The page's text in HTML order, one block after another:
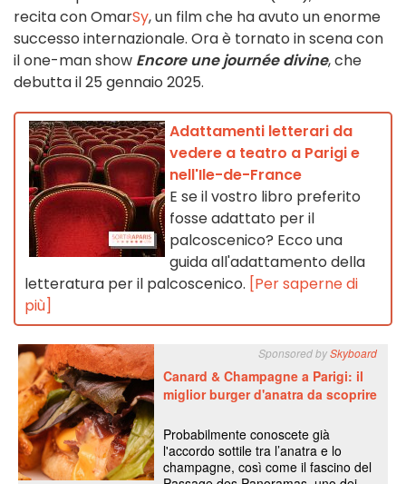
recita con OmarSy, un film che ha avuto un enorme
successo internazionale. Ora è tornato in scena con
il one-man show Encore une journée divine, che
debutta il 25 gennaio 2025.
Adattamenti letterari da
vedere a teatro a Parigi e
nell'Ile-de-France
E se il vostro libro preferito
fosse adattato per il
palcoscenico? Ecco una
guida all'adattamento della
letteratura per il palcoscenico. [Per saperne di
più]